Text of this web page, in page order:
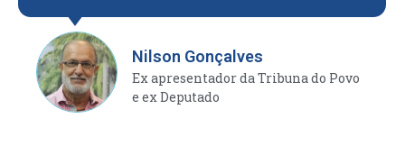
Nilson Gonçalves
Ex apresentador da Tribuna do Povo
e ex Deputado